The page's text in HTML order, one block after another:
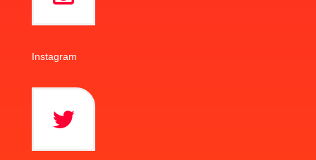
Instagram